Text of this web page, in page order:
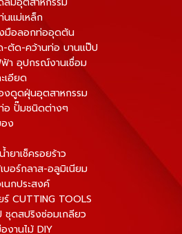
นแม่เหล็ก
งมือลอกท่ออุดตัน
-ตัด-คว้านท่อ บานแป๊ป
ฟ้า อุปกรณ์งานเชื่อม
เอียด
งดูดฝุ่นอุตสาหกรรม
อ ปั๊มชนิดต่างๆ
ง
ยาเช็ครอยร้าว
บอร์กลาส-อลูมิเนียม
นกประสงค์
CUTTING TOOLS
ชุดสปริงซ่อมเกลียว
งานไม้ DIY